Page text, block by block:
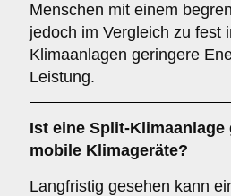
Menschen mit einem
jedoch im Vergleich zu fest
Klimaanlagen geringere
Leistung.
Ist eine Split-Klimaanlage
mobile Klimageräte?
Langfristig gesehen kann